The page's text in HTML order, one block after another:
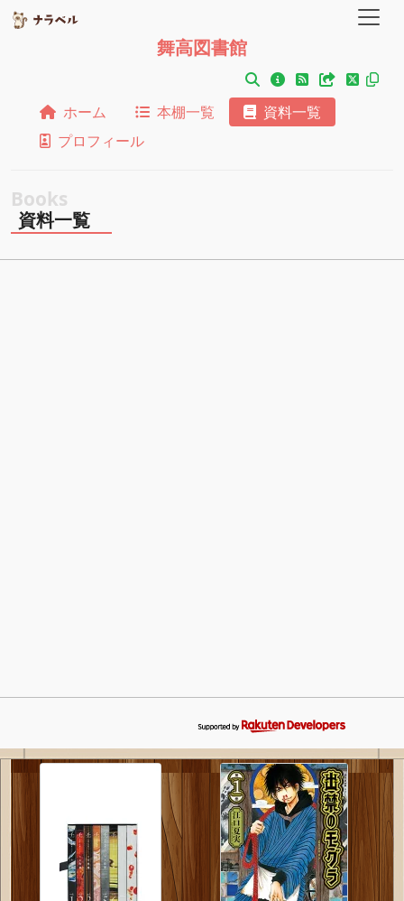
舞高図書館
ホーム 本棚一覧
資料一覧
プロフィール
資料一覧